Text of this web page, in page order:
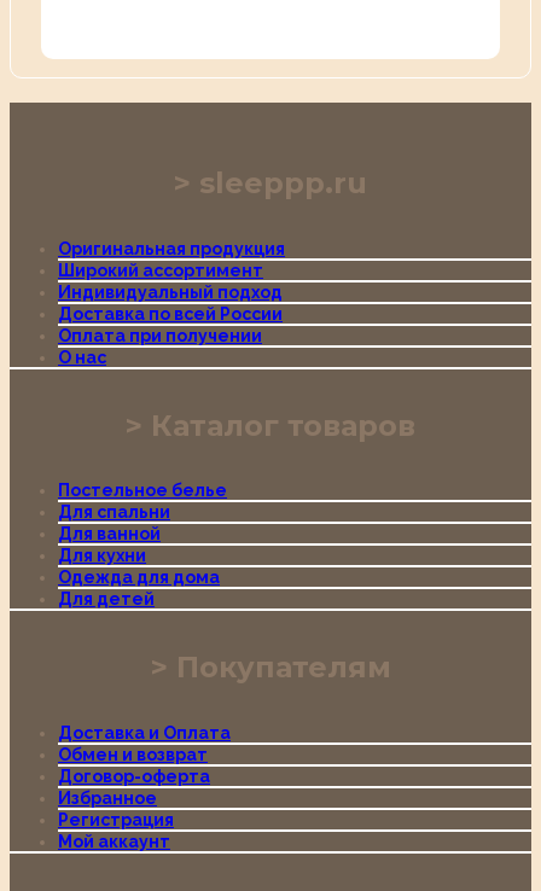
sleeppp.ru
Оригинальная продукция
Широкий ассортимент
Индивидуальный подход
Доставка по всей России
Оплата при получении
О нас
Каталог товаров
Постельное белье
Для спальни
Для ванной
Для кухни
Одежда для дома
Для детей
Покупателям
Доставка и Оплата
Обмен и возврат
Договор-оферта
Избранное
Регистрация
Мой аккаунт